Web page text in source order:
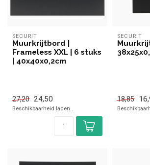
SECURIT
Muurkrijtbord |
Frameless XXL | 6 stuks
| 40x40x0,2cm
27,20 24,50
Beschikbaarheid laden..
SECURIT
18,85